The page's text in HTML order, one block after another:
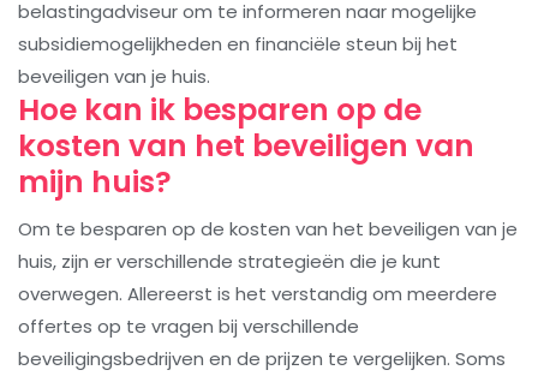
belastingadviseur om te informeren naar mogelijke
subsidiemogelijkheden en financiële steun bij het
beveiligen van je huis.
Hoe kan ik besparen op de
kosten van het beveiligen van
mijn huis?
Om te besparen op de kosten van het beveiligen van je
huis, zijn er verschillende strategieën die je kunt
overwegen. Allereerst is het verstandig om meerdere
offertes op te vragen bij verschillende
beveiligingsbedrijven en de prijzen te vergelijken. Soms